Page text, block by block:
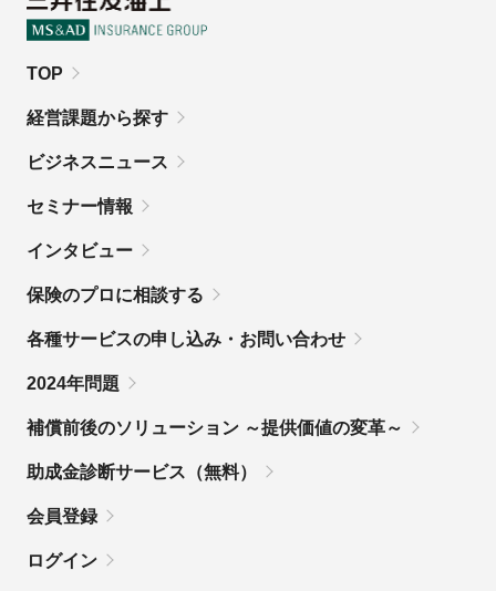
TOP
経営課題から探す
ビジネスニュース
セミナー情報
インタビュー
保険のプロに相談する
各種サービスの申し込み・お問い合わせ
2024年問題
補償前後のソリューション ～提供価値の変革～
助成金診断サービス（無料）
会員登録
ログイン